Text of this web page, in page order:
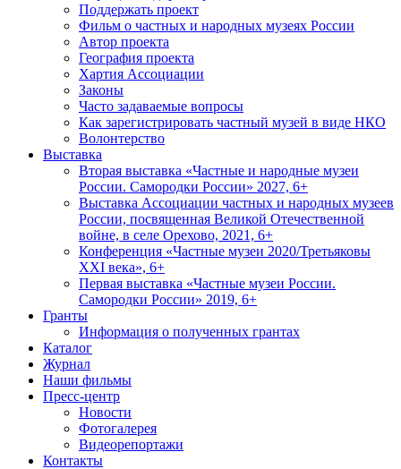
Поддержать проект
Фильм о частных и народных музеях России
Автор проекта
География проекта
Хартия Ассоциации
Законы
Часто задаваемые вопросы
Как зарегистрировать частный музей в виде НКО
Волонтерство
Выставка
Вторая выставка «Частные и народные музеи
России. Самородки России» 2027, 6+
Выставка Ассоциации частных и народных музеев
России, посвященная Великой Отечественной
войне, в селе Орехово, 2021, 6+
Конференция «Частные музеи 2020/Третьяковы
XXI века», 6+
Первая выставка «Частные музеи России.
Самородки России» 2019, 6+
Гранты
Информация о полученных грантах
Каталог
Журнал
Наши фильмы
Пресс-центр
Новости
Фотогалерея
Видеорепортажи
Контакты